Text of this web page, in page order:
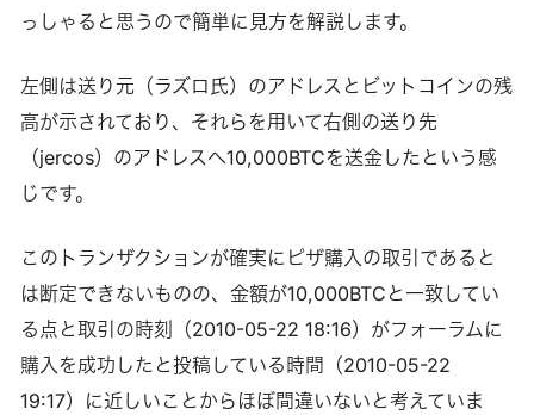
っしゃると思うので簡単に見方を解説します。
左側は送り元（ラズロ氏）のアドレスとビットコインの残
高が示されており、それらを用いて右側の送り先
（jercos）のアドレスへ10,000BTCを送金したという感
じです。
このトランザクションが確実にピザ購入の取引であると
は断定できないものの、金額が10,000BTCと一致してい
る点と取引の時刻（2010-05-22 18:16）がフォーラムに
購入を成功したと投稿している時間（2010-05-22
19:17）に近しいことからほぼ間違いないと考えていま